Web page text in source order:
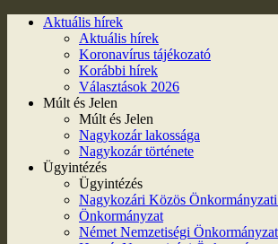
Aktuális hírek
Aktuális hírek
Koronavírus tájékozató
Korábbi hírek
Választások 2026
Múlt és Jelen
Múlt és Jelen
Nagykozár lakossága
Nagykozár története
Ügyintézés
Ügyintézés
Nagykozári Közös
Önkormányzat
Német Nemzetiségi Önkormányzat